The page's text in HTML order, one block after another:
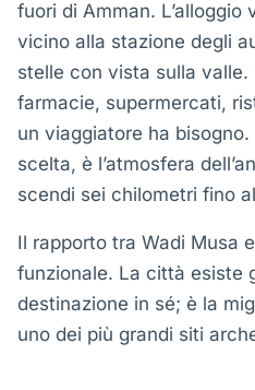
fuori di Amman. L’alloggio
vicino alla stazione degli
stelle con vista sulla
farmacie, supermercati,
un viaggiatore ha
scelta, è l’atmosfera
scendi sei chilometri fino
Il rapporto tra Wadi Musa
funzionale. La città esiste
destinazione in sé; è la
uno dei più grandi siti